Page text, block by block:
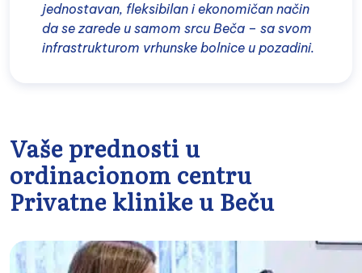
jednostavan, fleksibilan i ekonomičan način
da se zarede u samom srcu Beča – sa svom
infrastrukturom vrhunske bolnice u pozadini.
Vaše prednosti u
ordinacionom centru
Privatne klinike u Beču